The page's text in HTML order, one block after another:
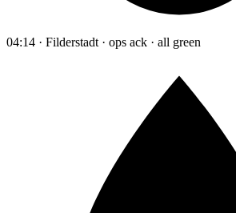
04:14 · Filderstadt · ops ack · all green